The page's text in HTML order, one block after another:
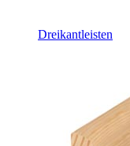
Dreikantleisten